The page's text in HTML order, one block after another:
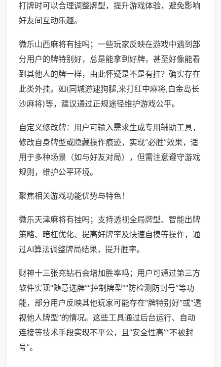
打牌时可以合理调整牌型，提升游戏体验，避免影响
好友间互动乐趣。
微乐山西麻将有挂吗；一些玩家反映在游戏中遇到部
分用户的牌特别好，总是能拿到好牌，甚至好像能看
到其他人的牌一样，由此怀疑是不是有挂？确实存在
此类外挂。如(同城游逮狗腿,来打红中麻将,白金岛长
沙麻将)等，建议通过正规途径维护游戏公平。
自定义修改牌：用户可输入需求生成专用辅助工具，
修改自身牌型或隐藏操作痕迹，实现“必胜”效果，适
用于多种场景（如与好友对局），但需注意遵守游戏
规则，维护公平环境。
聚焦相关游戏功能优势与特色！
微乐天津麻将有挂吗；支持透视全局牌型、智能出牌
策略、暗杠优化、提高好牌率及快速自摸等操作，通
过AI算法调整牌局结果，提升胜率。
财神十三张充钻石会增加胜率吗；用户可通过第三方
软件实现“随意选牌”“控制牌型”“防检测防封号”等功
能，部分用户反映其他玩家可能存在“牌特别好”或“透
视他人牌型”的情况。这些工具通过后台运行、自动
连接等技术手段实现不平公，且“安全性高”“不被封
号”。